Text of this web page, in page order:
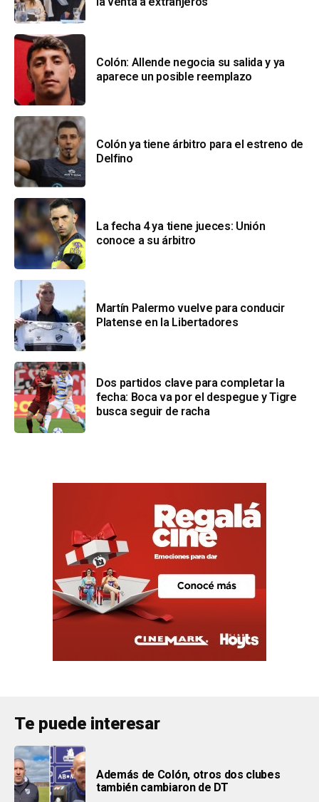
Colón: Allende negocia su salida y ya
aparece un posible reemplazo
Colón ya tiene árbitro para el estreno de
Delfino
La fecha 4 ya tiene jueces: Unión
conoce a su árbitro
Martín Palermo vuelve para conducir
Platense en la Libertadores
Dos partidos clave para completar la
fecha: Boca va por el despegue y Tigre
busca seguir de racha
Te puede interesar
Además de Colón, otros dos clubes
también cambiaron de DT